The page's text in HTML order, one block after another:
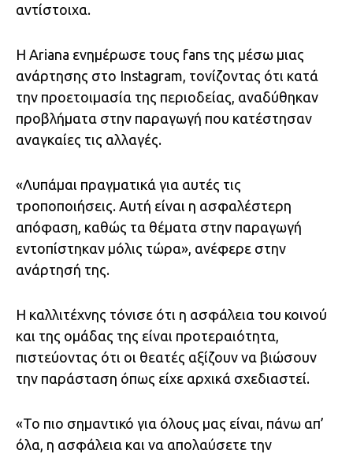
αντίστοιχα.
Η Ariana ενημέρωσε τους fans της μέσω μιας
ανάρτησης στο Instagram, τονίζοντας ότι κατά
την προετοιμασία της περιοδείας, αναδύθηκαν
προβλήματα στην παραγωγή που κατέστησαν
αναγκαίες τις αλλαγές.
«Λυπάμαι πραγματικά για αυτές τις
τροποποιήσεις. Αυτή είναι η ασφαλέστερη
απόφαση, καθώς τα θέματα στην παραγωγή
εντοπίστηκαν μόλις τώρα», ανέφερε στην
ανάρτησή της.
Η καλλιτέχνης τόνισε ότι η ασφάλεια του κοινού
και της ομάδας της είναι προτεραιότητα,
πιστεύοντας ότι οι θεατές αξίζουν να βιώσουν
την παράσταση όπως είχε αρχικά σχεδιαστεί.
«Το πιο σημαντικό για όλους μας είναι, πάνω απ’
όλα, η ασφάλεια και να απολαύσετε την